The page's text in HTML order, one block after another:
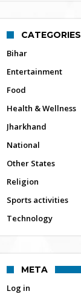
CATEGORIES
Bihar
Entertainment
Food
Health & Wellness
Jharkhand
National
Other States
Religion
Sports activities
Technology
META
Log in